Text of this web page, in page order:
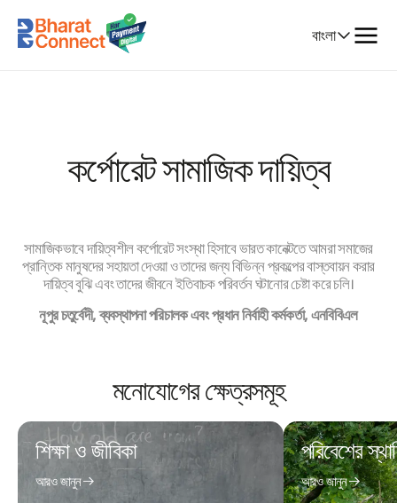
Select
বাংলা
ইতিহাস
কর্পোরেট সামাজিক দায়িত্ব
সামাজিকভাবে দায়িত্বশীল কর্পোরেট সংস্থা হিসাবে ভারত কানেক্টতে আমরা সমাজের
প্রান্তিক মানুষদের সহায়তা দেওয়া ও তাদের জন্য বিভিন্ন প্রকল্পের বাস্তবায়ন করার
দায়িত্ব বুঝি এবং তাদের জীবনে ইতিবাচক পরিবর্তন ঘটানোর চেষ্টা করে চলি।
নূপুর চতুর্বেদী, ব্যবস্থাপনা পরিচালক এবং প্রধান নির্বাহী কর্মকর্তা, এনবিবিএল
মনোযোগের ক্ষেত্রসমূহ
শিক্ষা ও জীবিকা
আরও জানুন
পরিবেশের
আরও জানুন